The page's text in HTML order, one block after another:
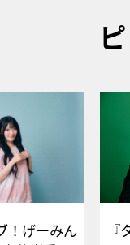
！げーみん